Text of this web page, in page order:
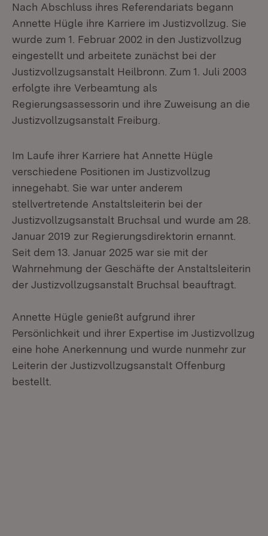
Nach Abschluss ihres Referendariats begann
Annette Hügle ihre Karriere im Justizvollzug. Sie
wurde zum 1. Februar 2002 in den Justizvollzug
eingestellt und arbeitete zunächst bei der
Justizvollzugsanstalt Heilbronn. Zum 1. Juli 2003
erfolgte ihre Verbeamtung als
Regierungsassessorin und ihre Zuweisung an die
Justizvollzugsanstalt Freiburg.
Im Laufe ihrer Karriere hat Annette Hügle
verschiedene Positionen im Justizvollzug
innegehabt. Sie war unter anderem
stellvertretende Anstaltsleiterin bei der
Justizvollzugsanstalt Bruchsal und wurde am 28.
Januar 2019 zur Regierungsdirektorin ernannt.
Seit dem 13. Januar 2025 war sie mit der
Wahrnehmung der Geschäfte der Anstaltsleiterin
der Justizvollzugsanstalt Bruchsal beauftragt.
Annette Hügle genießt aufgrund ihrer
Persönlichkeit und ihrer Expertise im Justizvollzug
eine hohe Anerkennung und wurde nunmehr zur
Leiterin der Justizvollzugsanstalt Offenburg
bestellt.